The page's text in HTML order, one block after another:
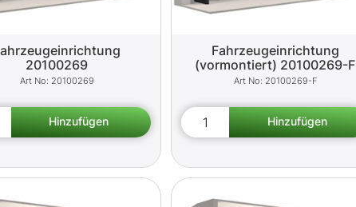
20100269
20100269
Fahrzeugeinrichtung
(vormontiert) 20100269-F
20100269-F